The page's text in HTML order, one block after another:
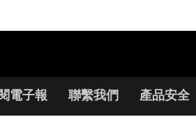
電子報 聯繫我們 產品安全